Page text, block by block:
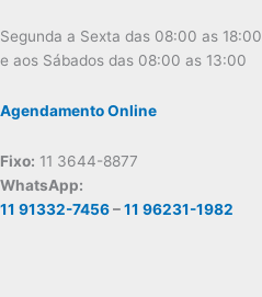
Segunda a Sexta das 08:00 as 18:00
e aos Sábados das 08:00 as 13:00
Agendamento Online
Fixo: 11 3644-8877
WhatsApp:
11 91332-7456–11 96231-1982